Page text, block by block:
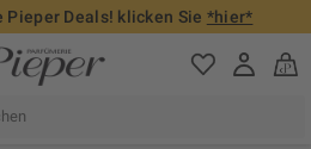
Pieper Deals! klicken Sie *hier*